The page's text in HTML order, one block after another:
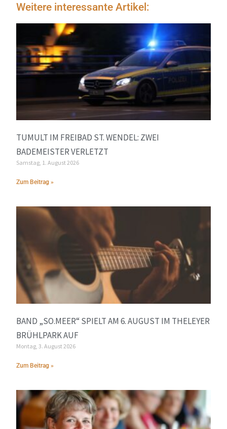
Weitere interessante Artikel:
TUMULT IM FREIBAD ST. WENDEL: ZWEI
BADEMEISTER VERLETZT
Samstag, 1. August 2026
Zum Beitrag »
BAND „SO.MEER“ SPIELT AM 6. AUGUST IM THELEYER
BRÜHLPARK AUF
Montag, 3. August 2026
Zum Beitrag »